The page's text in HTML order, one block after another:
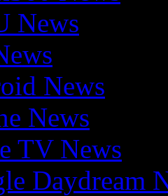
News
News
News
TV News
Daydream